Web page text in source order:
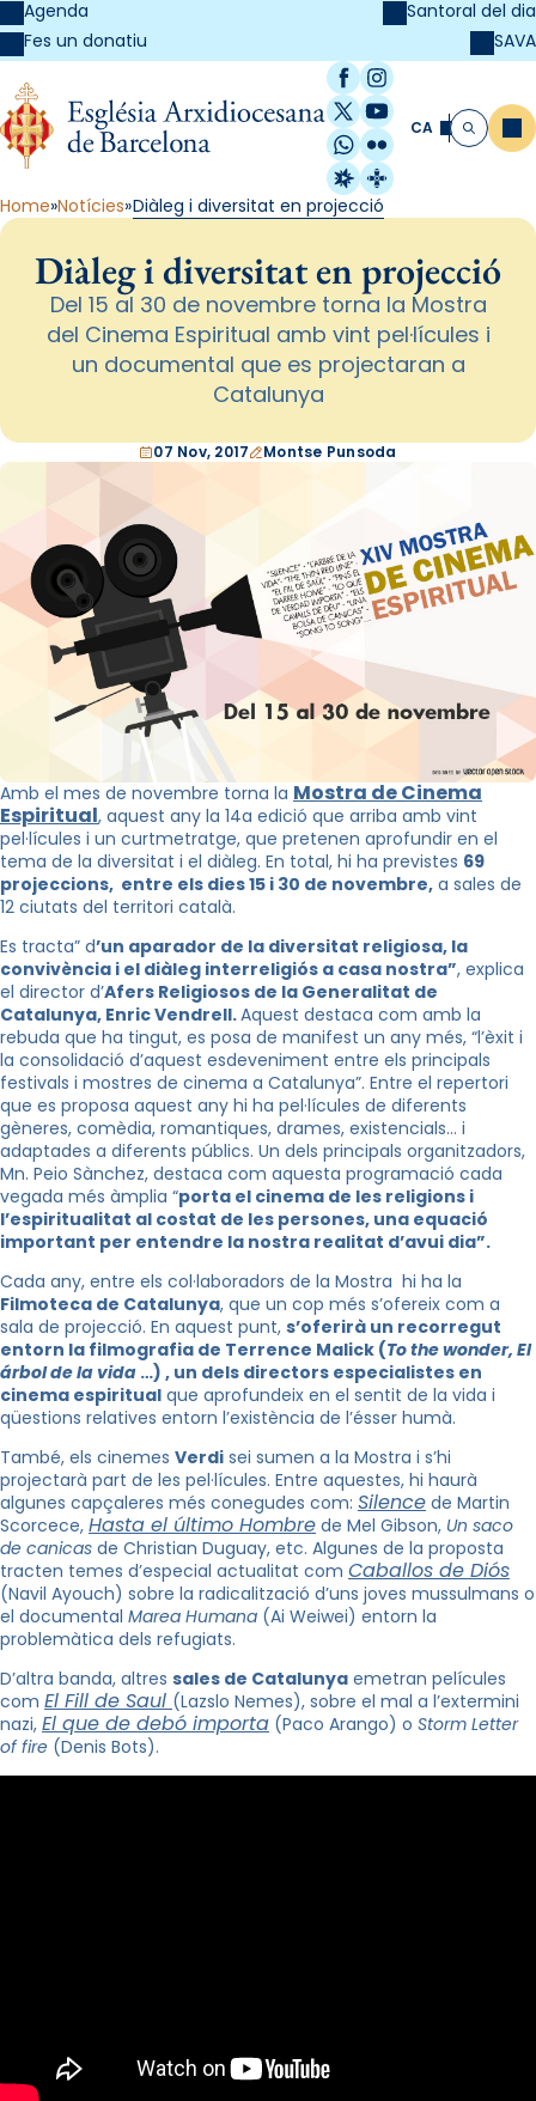
Agenda
Fes un donatiu
Santoral del dia
SAVA
Facebook
Instagram
X / Twitter
YouTube
WhatsApp
Flickr
Radio Estel
Catalunya
CA Cerca
Home Notícies Diàleg i diversitat en projecció
Diàleg i diversitat en projecció
Del 15 al 30 de novembre torna la Mostra
del Cinema Espiritual amb vint pel·lícules i
un documental que es projectaran a
Catalunya
07 Nov, 2017 Montse Punsoda
Amb el mes de novembre torna la Mostra de Cinema
Espiritual, aquest any la 14a edició que arriba amb vint
pel·lícules i un curtmetratge, que pretenen aprofundir en el
tema de la diversitat i el diàleg. En total, hi ha previstes 69
projeccions, entre els dies 15 i 30 de novembre, a sales de
12 ciutats del territori català.
Es tracta” d’un aparador de la diversitat religiosa, la
convivència i el diàleg interreligiós a casa nostra”, explica
el director d’Afers Religiosos de la Generalitat de
Catalunya, Enric Vendrell.Aquest destaca com amb la
rebuda que ha tingut, es posa de manifest un any més, “l’èxit i
la consolidació d’aquest esdeveniment entre els principals
festivals i mostres de cinema a Catalunya”. Entre el repertori
que es proposa aquest any hi ha pel·lícules de diferents
gèneres, comèdia, romantiques, drames, existencials… i
adaptades a diferents públics. Un dels principals organitzadors,
Mn. Peio Sànchez, destaca com aquesta programació cada
vegada més àmplia “porta el cinema de les religions i
l’espiritualitat al costat de les persones, una equació
important per entendre la nostra realitat d’avui dia”.
Cada any, entre els col·laboradors de la Mostra hi ha la
Filmoteca de Catalunya, que un cop més s’ofereix com a
sala de projecció. En aquest punt, s’oferirà un recorregut
entorn la filmografia de Terrence Malick (To the wonder, El
árbol de la vida …) , un dels directors especialistes en
cinema espiritual que aprofundeix en el sentit de la vida i
qüestions relatives entorn l’existència de l’ésser humà.
També, els cinemes Verdi sei sumen a la Mostra i s’hi
projectarà part de les pel·lícules. Entre aquestes, hi haurà
algunes capçaleres més conegudes com: Silence de Martin
Scorcece, Hasta el último Hombre de Mel Gibson, Un saco
de canicas de Christian Duguay, etc. Algunes de la proposta
tracten temes d’especial actualitat com Caballos de Diós
(Navil Ayouch) sobre la radicalització d’uns joves mussulmans o
el documental Marea Humana (Ai Weiwei) entorn la
problemàtica dels refugiats.
D’altra banda, altres sales de Catalunya emetran películes
com El Fill de Saul (Lazslo Nemes), sobre el mal a l’extermini
nazi, El que de debó importa (Paco Arango) o Storm Letter
of fire (Denis Bots).